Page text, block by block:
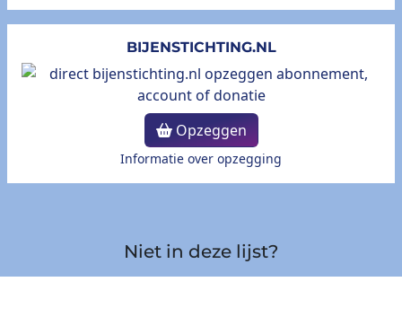
BIJENSTICHTING.NL
Opzeggen
Informatie over opzegging
Niet in deze lijst?